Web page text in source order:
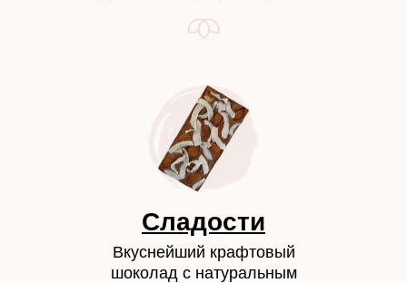
Сладости
Вкуснейший крафтовый
шоколад с натуральным